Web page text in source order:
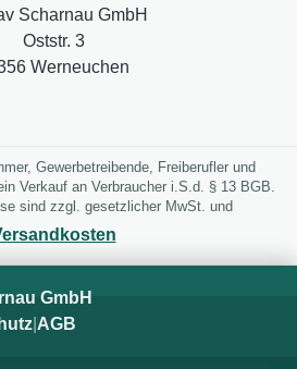
Scharnau GmbH
Oststr. 3
Werneuchen
Gewerbetreibende, Freiberufler und
Verkauf an Verbraucher i.S.d. § 13 BGB.
sind zzgl. gesetzlicher MwSt. und
GmbH
AGB